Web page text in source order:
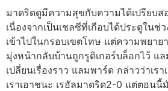
มาดริดดูมีความสุขกับความได้เปรียบส
เนื่องจากเป็นเชลซีที่เกือบได้ประตูในช่
เข้าไปในกรอบเขตโทษ แต่ความพยาย
มุ่งหน้ากลับบ้านถูกรูดิเกอร์บล็อกไว้ แล
เปลี่ยนเรื่องราว แลมพาร์ด กล่าวว่าเรา
เราเอาชนะ เรอัลมาดริด2-0 แต่ตอนนี้